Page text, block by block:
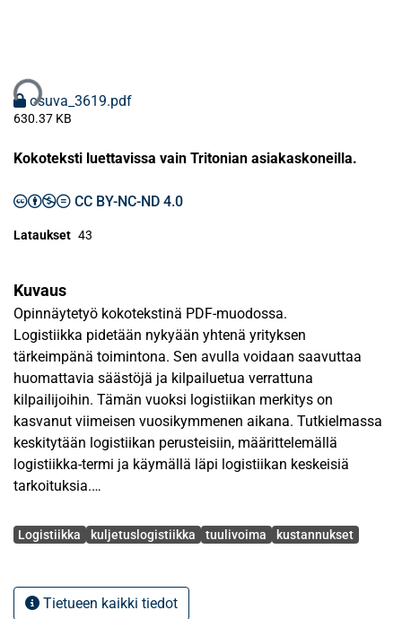
osuva_3619.pdf
630.37 KB
Kokoteksti luettavissa vain Tritonian asiakaskoneilla.
CC BY-NC-ND 4.0
Lataukset 43
Kuvaus
Opinnäytetyö kokotekstinä PDF-muodossa.
Logistiikka pidetään nykyään yhtenä yrityksen
tärkeimpänä toimintona. Sen avulla voidaan saavuttaa
huomattavia säästöjä ja kilpailuetua verrattuna
kilpailijoihin. Tämän vuoksi logistiikan merkitys on
kasvanut viimeisen vuosikymmenen aikana. Tutkielmassa
keskitytään logistiikan perusteisiin, määrittelemällä
logistiikka-termi ja käymällä läpi logistiikan keskeisiä
tarkoituksia.
Tutkielma perustuu kuljetuslogistiikkaan tuulivoiman
rakentamisen yhteydessä tarvitaan, sekä millaisia eroja
maa- ja merialueille rakennettavien tuulivoimaloiden
Avainsanat
Logistiikka kuljetuslogistiikka tuulivoima kustannukset
Tietueen kaikki tiedot